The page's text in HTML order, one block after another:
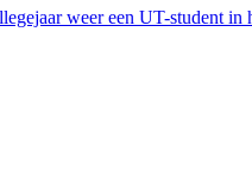
weer een UT-